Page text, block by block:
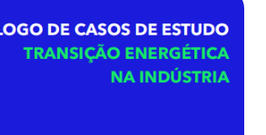
eletrificação da indústria
​de consumo energético